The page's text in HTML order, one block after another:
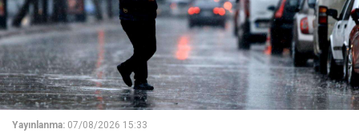
Yayınlanma: 07/08/2026 15:33